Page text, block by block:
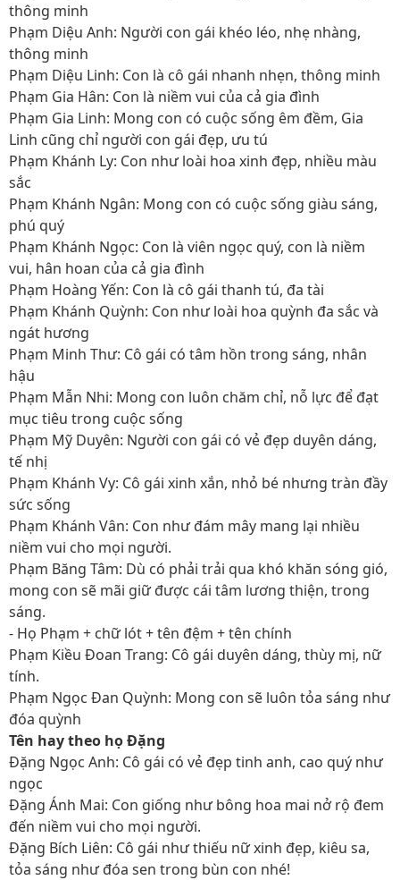
thông minh
Phạm Diệu Anh: Người con gái khéo léo, nhẹ nhàng,
thông minh
Phạm Diệu Linh: Con là cô gái nhanh nhẹn, thông minh
Phạm Gia Hân: Con là niềm vui của cả gia đình
Phạm Gia Linh: Mong con có cuộc sống êm đềm, Gia
Linh cũng chỉ người con gái đẹp, ưu tú
Phạm Khánh Ly: Con như loài hoa xinh đẹp, nhiều màu
sắc
Phạm Khánh Ngân: Mong con có cuộc sống giàu sáng,
phú quý
Phạm Khánh Ngọc: Con là viên ngọc quý, con là niềm
vui, hân hoan của cả gia đình
Phạm Hoàng Yến: Con là cô gái thanh tú, đa tài
Phạm Khánh Quỳnh: Con như loài hoa quỳnh đa sắc và
ngát hương
Phạm Minh Thư: Cô gái có tâm hồn trong sáng, nhân
hậu
Phạm Mẫn Nhi: Mong con luôn chăm chỉ, nỗ lực để đạt
mục tiêu trong cuộc sống
Phạm Mỹ Duyên: Người con gái có vẻ đẹp duyên dáng,
tế nhị
Phạm Khánh Vy: Cô gái xinh xắn, nhỏ bé nhưng tràn đầy
sức sống
Phạm Khánh Vân: Con như đám mây mang lại nhiều
niềm vui cho mọi người.
Phạm Băng Tâm: Dù có phải trải qua khó khăn sóng gió,
mong con sẽ mãi giữ được cái tâm lương thiện, trong
sáng.
- Họ Phạm + chữ lót + tên đệm + tên chính
Phạm Kiều Đoan Trang: Cô gái duyên dáng, thùy mị, nữ
tính.
Phạm Ngọc Đan Quỳnh: Mong con sẽ luôn tỏa sáng như
đóa quỳnh
Tên hay theo họ Đặng
Đặng Ngọc Anh: Cô gái có vẻ đẹp tinh anh, cao quý như
ngọc
Đặng Ánh Mai: Con giống như bông hoa mai nở rộ đem
đến niềm vui cho mọi người.
Đặng Bích Liên: Cô gái như thiếu nữ xinh đẹp, kiêu sa,
tỏa sáng như đóa sen trong bùn con nhé!